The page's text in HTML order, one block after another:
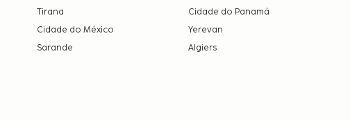
Tirana
Cidade do Panamá
Cidade do México
Yerevan
Sarande Algiers